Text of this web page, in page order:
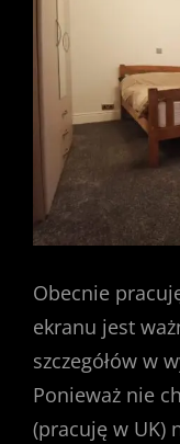
Obecnie
ekranu jest
szczegółów w
Ponieważ nie
(pracuję w UK)